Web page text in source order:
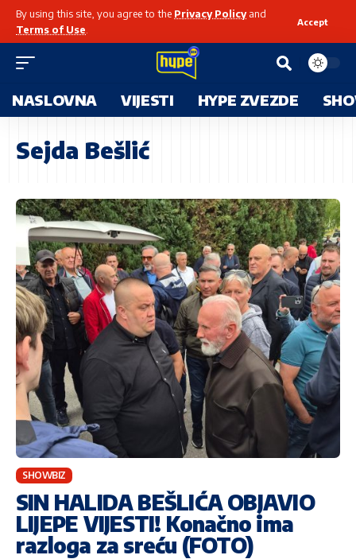
By using this site, you agree to the Privacy Policyand
Terms of Use
Accept
NASLOVNA VIJESTI HYPE ZVEZDE
Sejda Bešlić
SHOWBIZ
SIN HALIDA BEŠLIĆA OBJAVIO
LIJEPE VIJESTI! Konačno ima
razloga za sreću (FOTO)